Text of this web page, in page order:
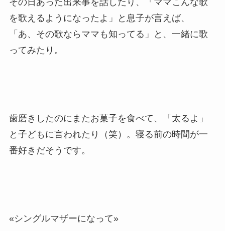
その日あった出来事を話したり、「ママこんな歌
を歌えるようになったよ」と息子が言えば、
「あ、その歌ならママも知ってる」と、一緒に歌
ってみたり。
歯磨きしたのにまたお菓子を食べて、「太るよ」
と子どもに言われたり（笑）。寝る前の時間が一
番好きだそうです。
«シングルマザーになって»